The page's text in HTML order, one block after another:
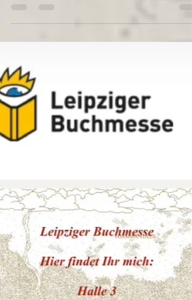
Wege von Hexen, Dämonen und
Gewöhnlichen kreuzen und uralte